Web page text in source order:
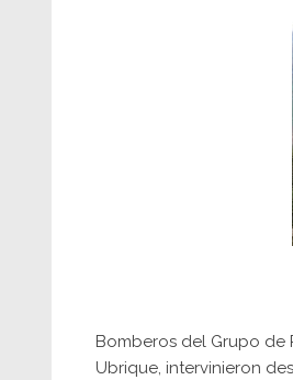
Bomberos del Grupo de
Ubrique, intervinieron